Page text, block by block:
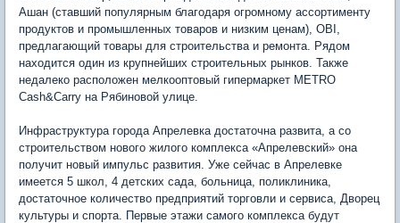
Ашан (ставший популярным благодаря огромному ассортименту
продуктов и промышленных товаров и низким ценам), OBI,
предлагающий товары для строительства и ремонта. Рядом
находится один из крупнейших строительных рынков. Также
недалеко расположен мелкооптовый гипермаркет METRO
Cash&Carry на Рябиновой улице.
Инфраструктура города Апрелевка достаточна развита, а со
строительством нового жилого комплекса «Апрелевский» она
получит новый импульс развития. Уже сейчас в Апрелевке
имеется 5 школ, 4 детских сада, больница, поликлиника,
достаточное количество предприятий торговли и сервиса, Дворец
культуры и спорта. Первые этажи самого комплекса будут